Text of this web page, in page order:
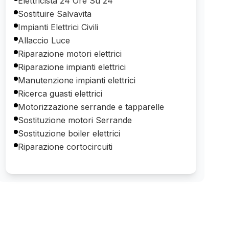
Sostituire Salvavita
Impianti Elettrici Civili
Allaccio Luce
Riparazione motori elettrici
Riparazione impianti elettrici
Manutenzione impianti elettrici
Ricerca guasti elettrici
Motorizzazione serrande e tapparelle
Sostituzione motori Serrande
Sostituzione boiler elettrici
Riparazione cortocircuiti